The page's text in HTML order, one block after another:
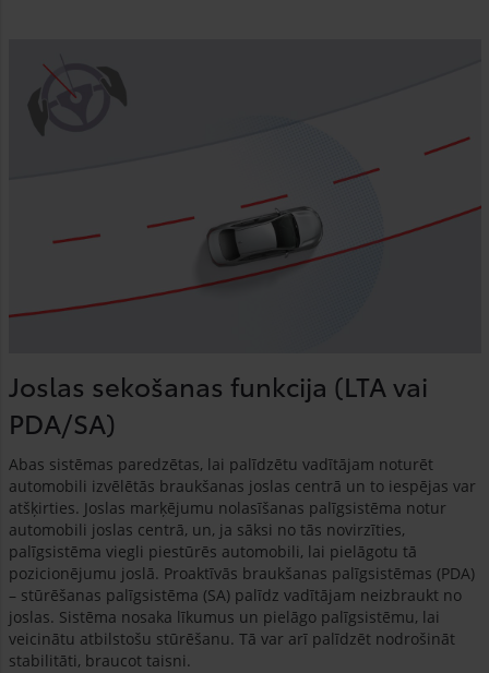
Joslas sekošanas funkcija (LTA vai
PDA/SA)
Abas sistēmas paredzētas, lai palīdzētu vadītājam noturēt
automobili izvēlētās braukšanas joslas centrā un to iespējas var
atšķirties. Joslas marķējumu nolasīšanas palīgsistēma notur
automobili joslas centrā, un, ja sāksi no tās novirzīties,
palīgsistēma viegli piestūrēs automobili, lai pielāgotu tā
pozicionējumu joslā. Proaktīvās braukšanas palīgsistēmas (PDA)
– stūrēšanas palīgsistēma (SA) palīdz vadītājam neizbraukt no
joslas. Sistēma nosaka līkumus un pielāgo palīgsistēmu, lai
veicinātu atbilstošu stūrēšanu. Tā var arī palīdzēt nodrošināt
stabilitāti, braucot taisni.